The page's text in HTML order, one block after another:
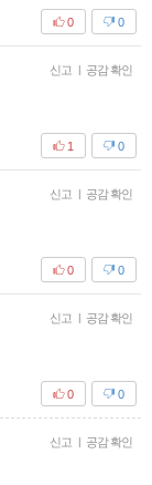
0
0
신고 | 공감 확인
0
1
신고 | 공감 확인
0
0
신고 | 공감 확인
0
0
신고 | 공감 확인